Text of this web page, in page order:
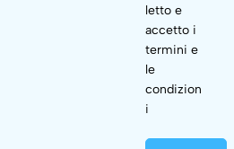
letto e
accetto i
termini e
le
condizion
i